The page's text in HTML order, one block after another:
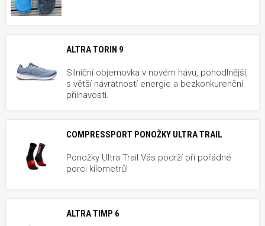
ALTRA TORIN 9
Silniční objemovka v novém hávu, pohodlnější,
s větší návratností energie a bezkonkurenční
přilnavostí.
COMPRESSPORT PONOŽKY ULTRA TRAIL
Ponožky Ultra Trail Vás podrží při pořádné
porci kilometrů!
ALTRA TIMP 6